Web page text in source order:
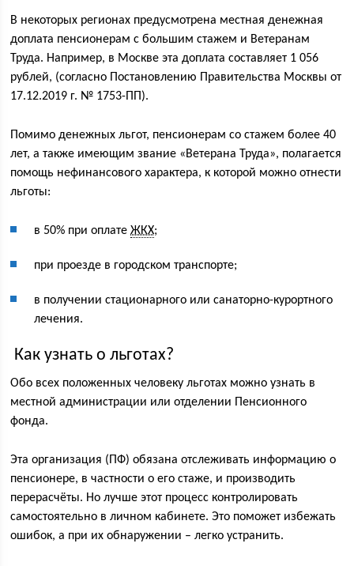
В некоторых регионах предусмотрена местная денежная
доплата пенсионерам с большим стажем и Ветеранам
Труда. Например, в Москве эта доплата составляет 1 056
рублей, (согласно Постановлению Правительства Москвы от
17.12.2019 г. № 1753-ПП).
Помимо денежных льгот, пенсионерам со стажем более 40
лет, а также имеющим звание «Ветерана Труда», полагается
помощь нефинансового характера, к которой можно отнести
льготы:
в 50% при оплатеЖКХ;
при проезде в городском транспорте;
в получении стационарного или санаторно-курортного
лечения.
Как узнать о льготах?
Обо всех положенных человеку льготах можно узнать в
местной администрации или отделении Пенсионного
фонда.
Эта организация (ПФ) обязана отслеживать информацию о
пенсионере, в частности о его стаже, и производить
перерасчёты. Но лучше этот процесс контролировать
самостоятельно в личном кабинете. Это поможет избежать
ошибок, а при их обнаружении – легко устранить.